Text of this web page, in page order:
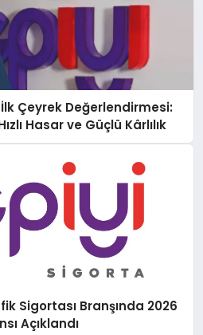
Çeyrek Değerlendirmesi:
Hasar ve Güçlü Kârlılık
Sigortası Branşında 2026
Açıklandı